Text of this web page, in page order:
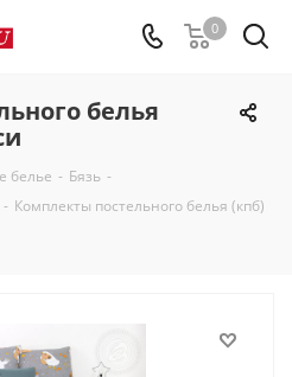
0
белья
белье - Бязь -
- Комплекты постельного белья (кпб)